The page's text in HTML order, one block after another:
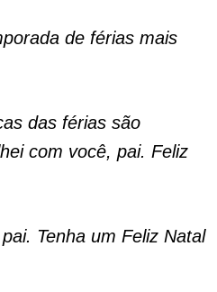
de férias mais
das férias são
com você, pai. Feliz
Tenha um Feliz Natal